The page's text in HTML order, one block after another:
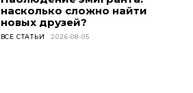
насколько сложно найти
новых друзей?
ВСЕ СТАТЬИ 2026-08-05